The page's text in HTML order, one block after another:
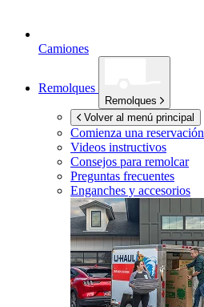
Camiones
Remolques
Remolques
Volver al menú principal
Comienza una reservación
Videos instructivos
Consejos para remolcar
Preguntas frecuentes
Enganches y accesorios